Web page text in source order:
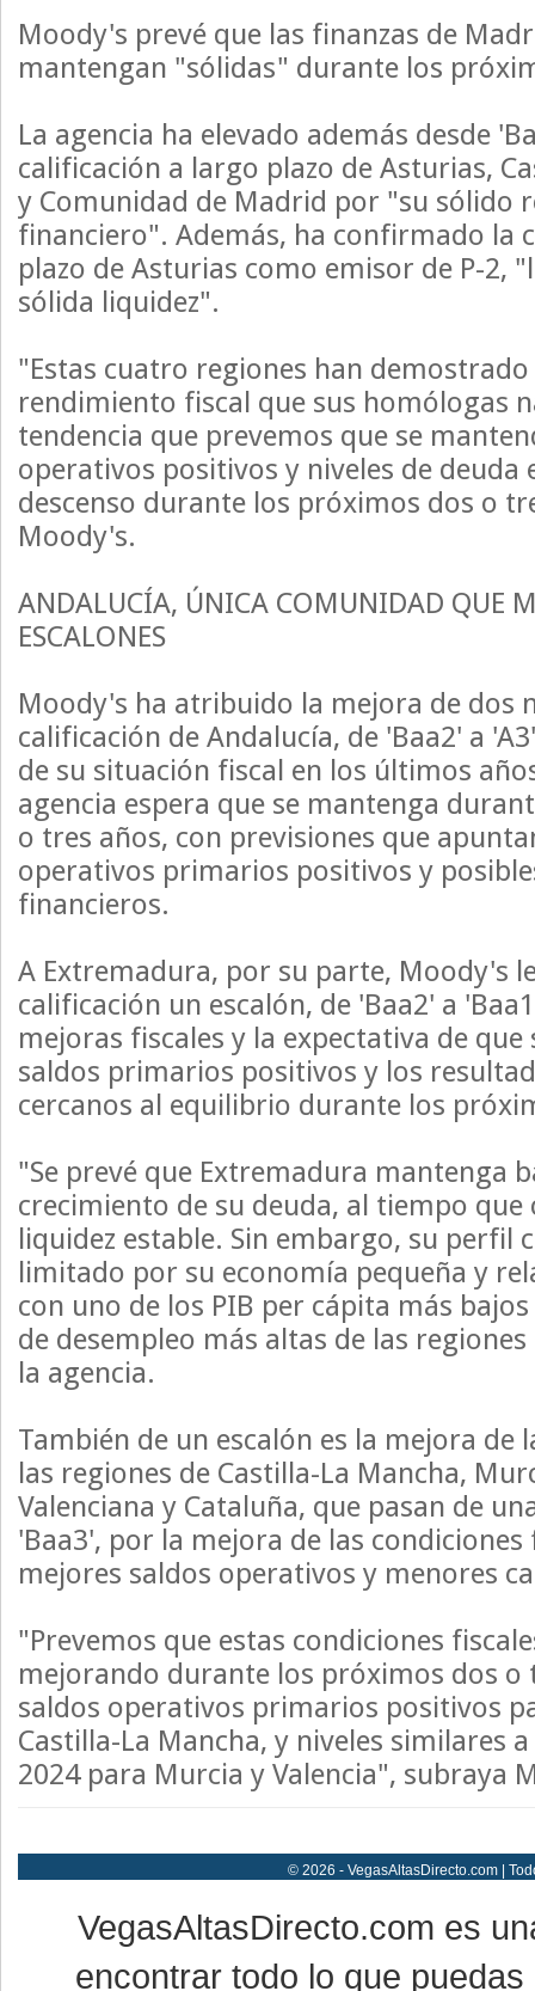
Moody's prevé que las finanzas de
mantengan "sólidas" durante los
La agencia ha elevado además desde
calificación a largo plazo de Asturias,
y Comunidad de Madrid por "su sólido
financiero". Además, ha confirmado la
plazo de Asturias como emisor de P-2,
sólida liquidez".
"Estas cuatro regiones han
rendimiento fiscal que sus homólogas
tendencia que prevemos que se
operativos positivos y niveles de deuda
descenso durante los próximos dos o
Moody's.
ANDALUCÍA, ÚNICA COMUNIDAD QUE
ESCALONES
Moody's ha atribuido la mejora de dos
calificación de Andalucía, de 'Baa2' a
de su situación fiscal en los últimos
agencia espera que se mantenga
o tres años, con previsiones que
operativos primarios positivos y
financieros.
A Extremadura, por su parte, Moody's
calificación un escalón, de 'Baa2' a
mejoras fiscales y la expectativa de
saldos primarios positivos y los
cercanos al equilibrio durante los
"Se prevé que Extremadura mantenga
crecimiento de su deuda, al tiempo que
liquidez estable. Sin embargo, su perfil
limitado por su economía pequeña y
con uno de los PIB per cápita más
de desempleo más altas de las
la agencia.
También de un escalón es la mejora de
las regiones de Castilla-La Mancha,
Valenciana y Cataluña, que pasan de
'Baa3', por la mejora de las condiciones
mejores saldos operativos y menores
"Prevemos que estas condiciones
mejorando durante los próximos dos o
saldos operativos primarios positivos
Castilla-La Mancha, y niveles similares
2024 para Murcia y Valencia", subraya
© 2026 - VegasAltasDirecto.com |
VegasAltasDirecto.com es
encontrar todo lo que